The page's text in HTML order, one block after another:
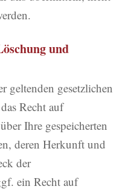
und
geltenden gesetzlichen
Recht auf
Ihre gespeicherten
deren Herkunft und
der
ein Recht auf